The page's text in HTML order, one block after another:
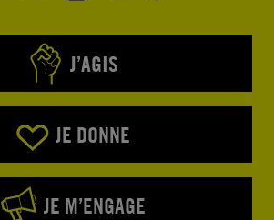
J’AGIS
JE DONNE
JE M’ENGAGE